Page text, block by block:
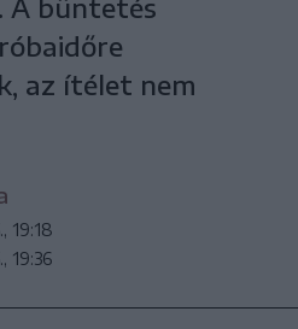
A büntetés
az ítélet nem
19:18
19:36